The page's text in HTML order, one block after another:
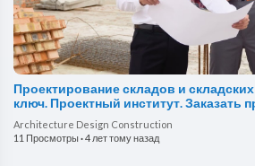
Проектирование складов и
ключ. Проектный институт. Заказать
Architecture Design Construction
11 Просмотры·4 лет тому назад